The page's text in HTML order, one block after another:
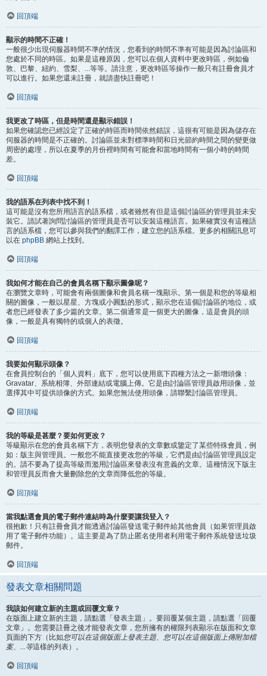
回頂端
顯示的時間不正確！
一般很少出現伺服器時間不準的情況，您看到的時間不準有可能是因為討論區和
您處於不同的時區。如果是這種原因，您可以在個人資料中更改時區，例如倫
敦、巴黎、紐約、雪梨、...等等。請注意，更改時區等操作一般只有註冊會員才
可以進行。如果您還未註冊，就請盡快註冊吧！
回頂端
我更改了時區，但是時間還是顯示錯誤！
如果您確認您已經設定了正確的時區而時間依然錯誤，這很有可能是因為儲存在
伺服器的時間是不正確的。討論區並未對標準時間和日光節約時間之間的變更做
周密的處理，所以在夏季的月份裡時間有可能會和當地時間有一個小時的時間
差。
回頂端
我的語系在列表中找不到！
這可能是沒有您所用語言的語系檔，或者雖然有但是這個討論區的管理員並未安
裝它。請試著詢問討論區的管理員是否可以安裝這種語言。如果確實沒有這種語
言的語系檔，您可以參與我們的翻譯工作，建立您的語系檔。更多的相關訊息可
以在 phpBB 網站上找到。
回頂端
我如何才能在自己的會員名稱下顯示圖像呢？
在瀏覽文章時，可能會有兩個圖像和會員名稱一塊顯示。第一個是和您的等級相
關的圖像，一般以星星、方塊或小圓點的形式，顯示您在這個討論區的地位，或
者您已經發表了多少篇的文章。第二個通常是一個更大的圖像，這是會員的頭
像，一般是具有獨特的或個人的表徵。
回頂端
我要如何顯示頭像？
在會員控制台的「個人資料」底下，您可以使用底下四種方法之一新增頭像：
Gravatar、系統相簿、外部連結或電腦上傳。它是由討論區管理員啟用頭像，並
選擇其中可提供頭像的方式。如果您無法使用頭像，請聯繫討論區管理員。
回頂端
我的等級是甚麼？要如何更改？
等級顯示在您的會員名稱下方，表明您發表的文章數或鑒定了某些特殊會員，例
如：版主與管理員。一般您不能直接更改您的等級，它們是由討論區管理員設定
的。請不要為了提高等級而濫用討論區來發表沒有意義的文章。這種情況下版主
和管理員反而會大量刪除您的文章而降低您的等級。
回頂端
當我點選會員的電子郵件連結時為什麼要讓我登入？
很抱歉！只有註冊會員才能透過討論區發送電子郵件給其他會員（如果管理員啟
用了電子郵件功能）。這主要是為了防止匿名使用者利用電子郵件系統發送垃圾
郵件。
回頂端
發表文章相關問題
我該如何建立新的主題或回覆文章？
在版面上建立新的主題，請點選「發表主題」。要回覆某個主題，請點選「回覆
文章」。您需要註冊之後才能發表文章，您所擁有的權限列表顯示在版面和文章
頁面的下方（比如您可以在這個版面上發表主題、您可以在這個版面上傳附加檔
案、...等這樣的列表）。
回頂端